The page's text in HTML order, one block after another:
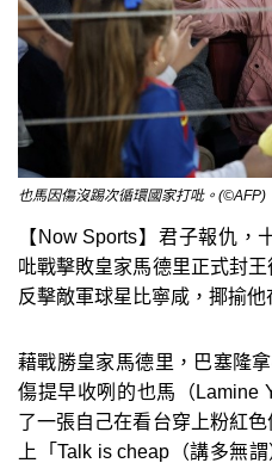
也馬因傷沒踢次循環國家打吡。(©AFP)
【Now Sports】君子報仇
吡戰擊敗皇家馬德里正式封
反擊敵軍球星比寧咸，揶揄
藉戰勝皇家馬德里，巴塞隆
傷提早收咧的也馬（Lamine
了一張自己在看台穿上粉紅
上「Talk is cheap（講多無